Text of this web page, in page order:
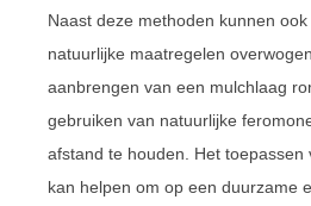
Naast deze methoden kunnen
natuurlijke maatregelen
aanbrengen van een mulchlaag
gebruiken van natuurlijke
afstand te houden. Het toepassen
kan helpen om op een duurzame